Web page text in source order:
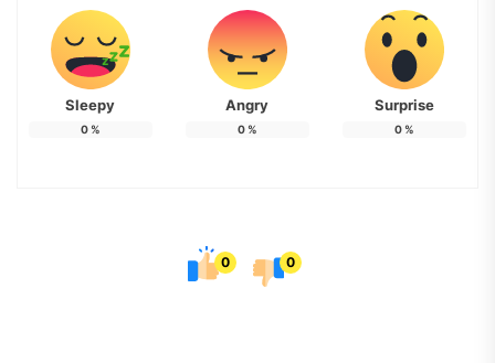
Sleepy
0%
Angry
0%
Surprise
0%
0 0